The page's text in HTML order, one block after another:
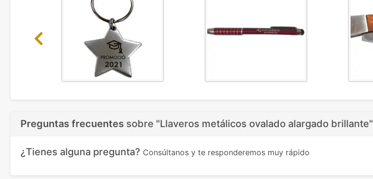
Previous
Preguntas frecuentes sobre "Llaveros metálicos ovalado alargado brillante"
¿Tienes alguna pregunta? Consúltanos y te responderemos muy rápido